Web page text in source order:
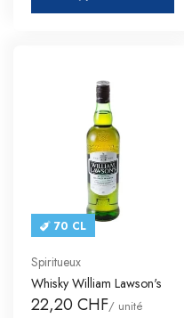
70 CL
Spiritueux
Whisky William Lawson's
22,20 CHF/ unité